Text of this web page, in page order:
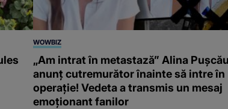
WOWBIZ
„Am intrat în metastază” Alina
anunț cutremurător înainte să intre în
operație! Vedeta a transmis un mesaj
emoționant fanilor